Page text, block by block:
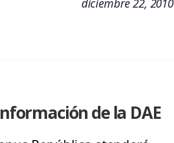
diciembre 22, 2010
de la DAE